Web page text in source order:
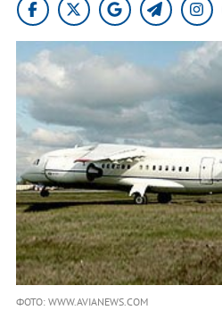
ФОТО: WWW.AVIANEWS.COM